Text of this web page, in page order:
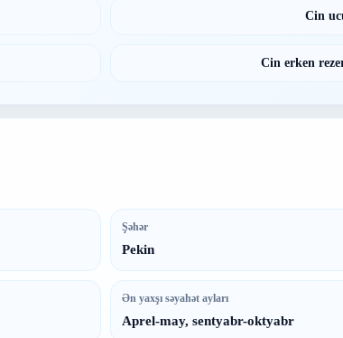
Cin
Cin erken
Şəhər
Pekin
Ən yaxşı səyahət ayları
Aprel-may, sentyabr-oktyabr